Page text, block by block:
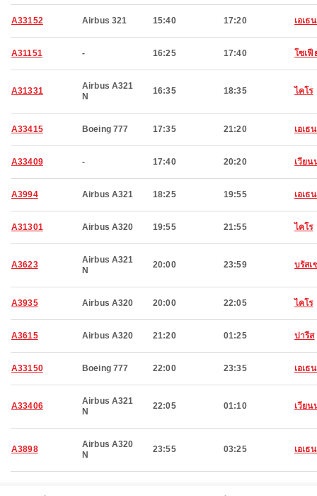
A33152 Airbus 321 15:40 17:20 เอเธ
A31151 - 16:25 17:40 โซเฟี
A31331
Airbus A321
N
16:35 18:35 ไคโร
A33415 Boeing 777 17:35 21:20 เอเธ
A33409 - 17:40 20:20 เวียน
A3994 Airbus A321 18:25 19:55 เอเธ
A31301 Airbus A320 19:55 21:55 ไคโร
A3623
Airbus A321
N
20:00 23:59 บรัสเ
A3935 Airbus A320 20:00 22:05 ไคโร
A3615 Airbus A320 21:20 01:25 ปารีส
A33150 Boeing 777 22:00 23:35 เอเธ
A33406
Airbus A321
N
22:05 01:10 เวียน
A3898
Airbus A320
N
23:55 03:25 เอเธ